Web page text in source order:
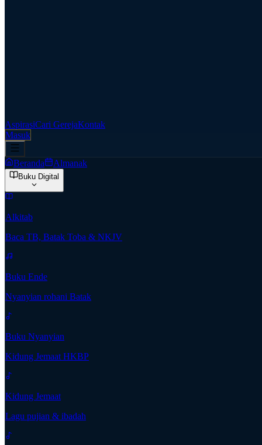
AspirasiCari GerejaKontak
Masuk
Beranda Almanak
Buku Digital
Alkitab
Baca TB, Batak Toba & NKJV
Buku Ende
Nyanyian rohani Batak
Buku Nyanyian
Kidung Jemaat HKBP
Kidung Jemaat
Lagu pujian & ibadah